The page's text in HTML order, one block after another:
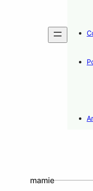
mamie